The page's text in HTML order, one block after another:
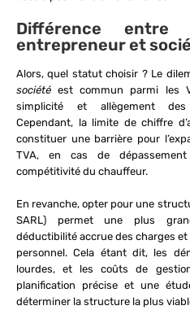
Différence
entrepreneur et
Alors, quel statut choisir ? Le
société est commun parmi les
simplicité et allègement des
Cependant, la limite de chiffre
constituer une barrière pour
TVA, en cas de
compétitivité du chauffeur.
En revanche, opter pour une
SARL) permet une plus
déductibilité accrue des charges
personnel. Cela étant dit, les
lourdes, et les coûts de
planification précise et une
déterminer la structure la plus